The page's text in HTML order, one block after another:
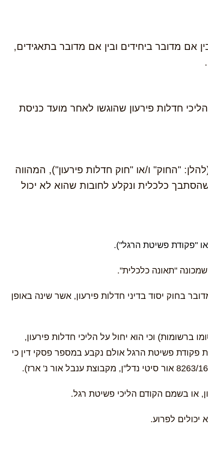
אם מדובר ביחידים ובין אם מדובר בתאגידים,
והוא חל רק על בקשות לפתיחת הליכי חדלות פירעון שהוגשו לאחר מועד כניסת
"החוק" ו/או "חוק חדלות פירעון"), המהווה
כלכלית ונקלע לחובות שהוא לא יכול
"פקודת פשיטת הרגל").
"תאונה כלכלית".
בחוק יסוד בדיני חדלות פירעון, אשר שינה באופן
(או יותר נכון, לאחר פרסומו ברשומות) וכי הוא יחול על הליכי חדלות פירעון,
ימשיכו להתנהל לפי הוראות פקודת פשיטת הרגל אולם נקבע במספר פסקי דין כי
או בשמם הקודם הליכי פשיטת רגל.
לפרוע.